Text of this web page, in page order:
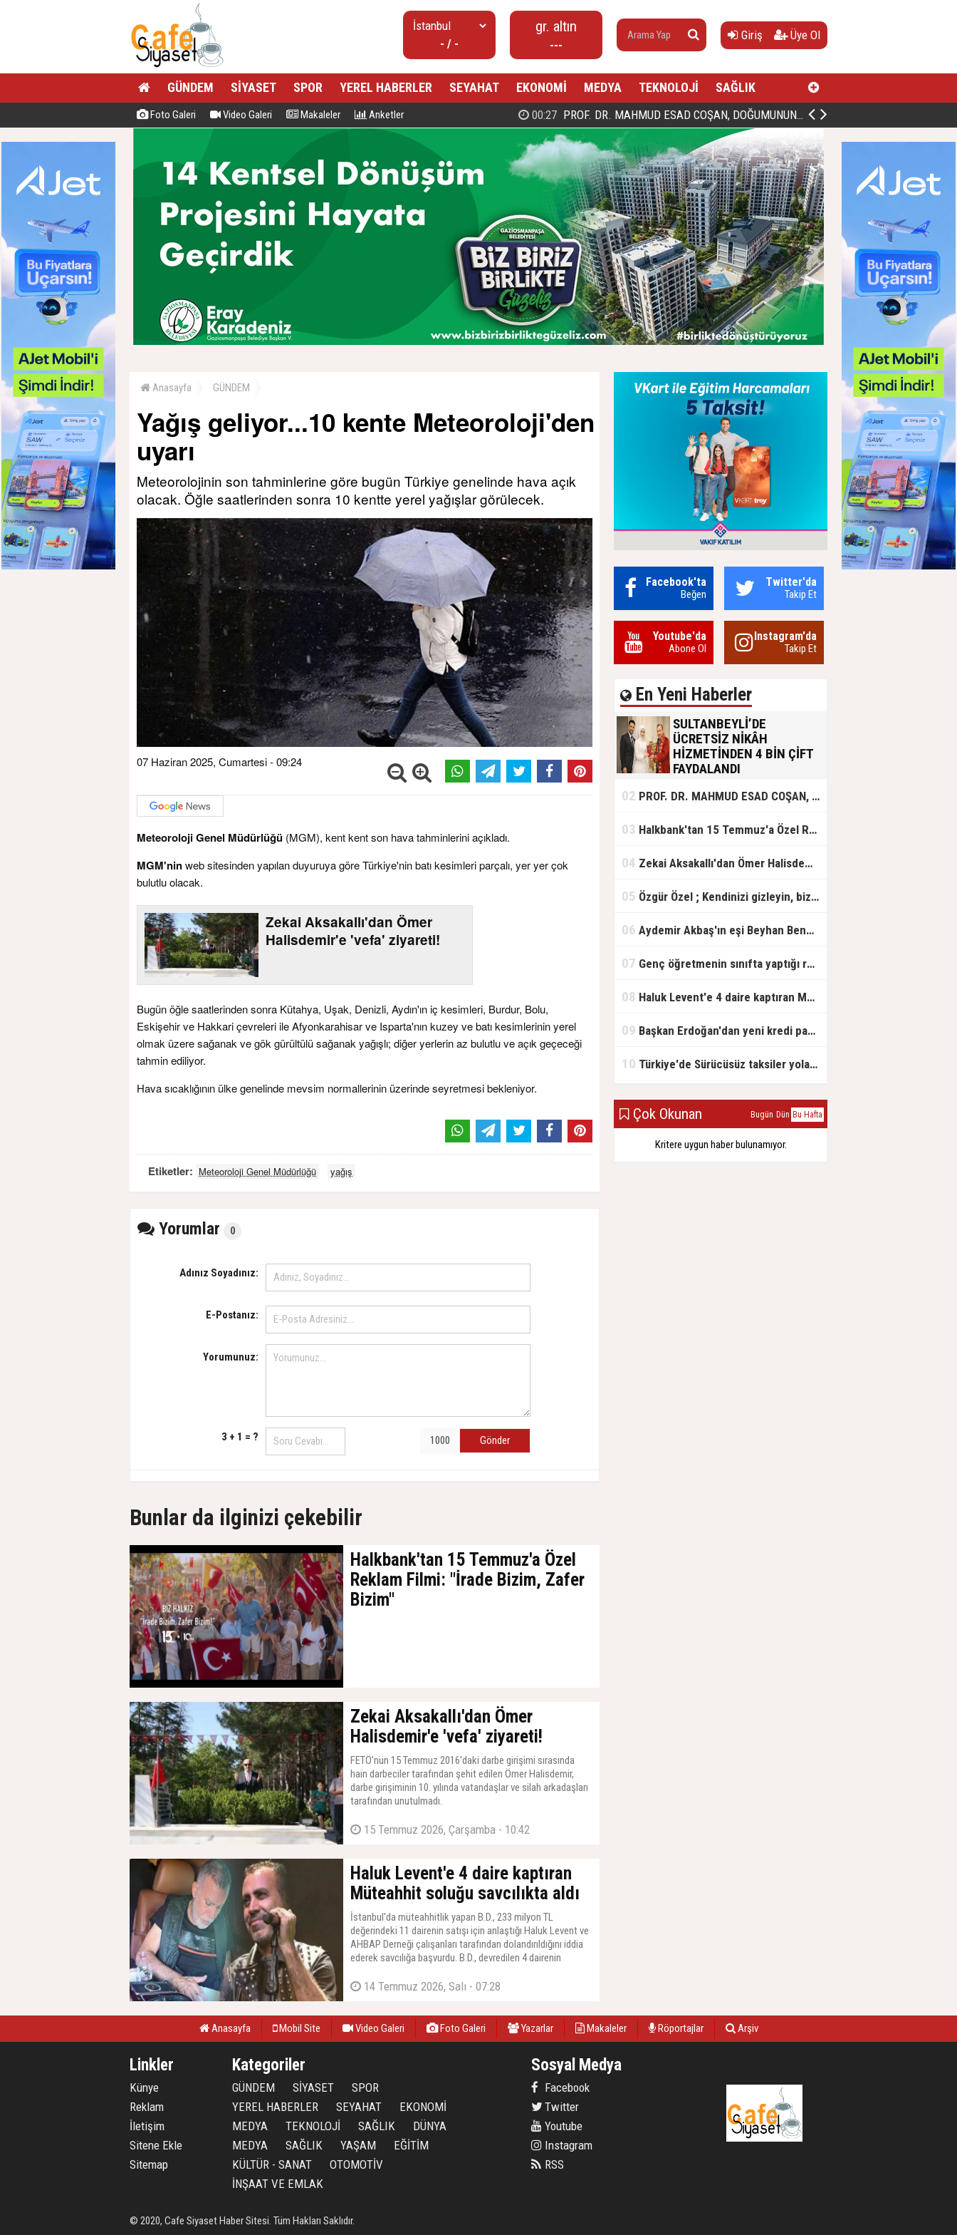
- / -
gr. altın
---
Giriş Üye Ol
GÜNDEM SİYASET SPOR YEREL HABERLER SEYAHAT EKONOMİ MEDYA TEKNOLOJİ SAĞLIK
Foto Galeri Video Galeri Makaleler Anketler 00:27 PROF. DR. MAHMUD ESAD COŞAN, DOĞUMUNUN HİCRÎ 91. YILINDA ELAZIĞ'DA YÂD EDİLECEK
Anasayfa GÜNDEM
Yağış geliyor...10 kente Meteoroloji'den
uyarı
Meteorolojinin son tahminlerine göre bugün Türkiye genelinde hava açık
olacak. Öğle saatlerinden sonra 10 kentte yerel yağışlar görülecek.
07 Haziran 2025, Cumartesi - 09:24
Meteoroloji Genel Müdürlüğü (MGM), kent kent son hava tahminlerini açıkladı.
MGM'ninweb sitesinden yapılan duyuruya göre Türkiye'nin batı kesimleri parçalı, yer yer çok
bulutlu olacak.
Zekai Aksakallı'dan Ömer
Halisdemir'e 'vefa' ziyareti!
Bugün öğle saatlerinden sonra Kütahya, Uşak, Denizli, Aydın'ın iç kesimleri, Burdur, Bolu,
Eskişehir ve Hakkari çevreleri ile Afyonkarahisar ve Isparta'nın kuzey ve batı kesimlerinin yerel
olmak üzere sağanak ve gök gürültülü sağanak yağışlı; diğer yerlerin az bulutlu ve açık geçeceği
tahmin ediliyor.
Hava sıcaklığının ülke genelinde mevsim normallerinin üzerinde seyretmesi bekleniyor.
Etiketler: Meteoroloji Genel Müdürlüğü yağış
Yorumlar 0
Adınız Soyadınız:
E-Postanız:
Yorumunuz:
3 + 1 = ? Gönder
Bunlar da ilginizi çekebilir
Halkbank'tan 15 Temmuz'a Özel
Reklam Filmi: "İrade Bizim, Zafer
Bizim"
Zekai Aksakallı'dan Ömer
Halisdemir'e 'vefa' ziyareti!
FETÖ'nün 15 Temmuz 2016'daki darbe girişimi sırasında
hain darbeciler tarafından şehit edilen Ömer Halisdemir,
darbe girişiminin 10. yılında vatandaşlar ve silah arkadaşları
tarafından unutulmadı.
15 Temmuz 2026, Çarşamba - 10:42
Haluk Levent'e 4 daire kaptıran
Müteahhit soluğu savcılıkta aldı
İstanbul'da müteahhitlik yapan B.D., 233 milyon TL
değerindeki 11 dairenin satışı için anlaştığı Haluk Levent ve
AHBAP Derneği çalışanları tarafından dolandırıldığını iddia
ederek savcılığa başvurdu. B.D., devredilen 4 dairenin
14 Temmuz 2026, Salı - 07:28
Facebook'ta
Beğen
Twitter'da
Takip Et
Youtube'da
Abone Ol
Instagram'da
Takip Et
En Yeni Haberler
SULTANBEYLİ’DE
ÜCRETSİZ NİKÂH
HİZMETİNDEN 4 BİN ÇİFT
FAYDALANDI
olan gençlere destek amacıyla
başlattığı ücretsiz nikâh hizmetini
başlattıklarını belirten Sultanbeyli
ücretsiz hizmet vermenin
02 PROF. DR. MAHMUD ESAD COŞAN, DOĞUMUNUN HİCRÎ 91. YILINDA ELAZIĞ'DA YÂD EDİLECEK
03 Halkbank'tan 15 Temmuz'a Özel Reklam Filmi: "İrade Bizim, Zafer Bizim"
04 Zekai Aksakallı'dan Ömer Halisdemir'e 'vefa' ziyareti!
05 Özgür Özel ; Kendinizi gizleyin, bizden işaret bekleyin
06 Aydemir Akbaş'ın eşi Beyhan Benek Akbaş hayatını kaybetti
07 Genç öğretmenin sınıfta yaptığı rezil paylaşım
08 Haluk Levent'e 4 daire kaptıran Müteahhit soluğu savcılıkta aldı
09 Başkan Erdoğan'dan yeni kredi paketi müjdesi: 6 ay geri ödemesiz, 36 ay vadeli
10 Türkiye'de Sürücüsüz taksiler yola çıkmaya hazırlanıyor
Çok Okunan Bugün Dün Bu Hafta
Kritere uygun haber bulunamıyor.
Anasayfa Mobil Site Video Galeri Foto Galeri Yazarlar Makaleler Röportajlar Arşiv
Linkler
Künye
Reklam
İletişim
Sitene Ekle
Sitemap
Kategoriler
GÜNDEM SİYASET
SPOR
YEREL HABERLER
SEYAHAT
EKONOMİ
MEDYA
TEKNOLOJİ SAĞLIK
DÜNYA
MEDYA
SAĞLIK YAŞAM
EĞİTİM
KÜLTÜR - SANAT
OTOMOTİV
İNŞAAT VE EMLAK
Sosyal Medya
Facebook
Twitter
Youtube
Instagram
RSS
© 2020, Cafe Siyaset Haber Sitesi. Tüm Hakları Saklıdır.